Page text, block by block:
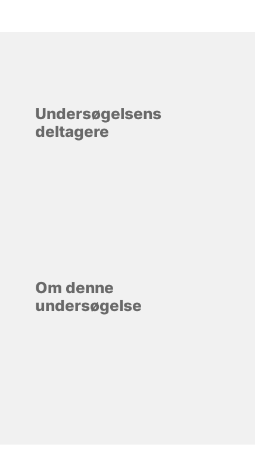
Undersøgelsens
deltagere
Om denne
undersøgelse